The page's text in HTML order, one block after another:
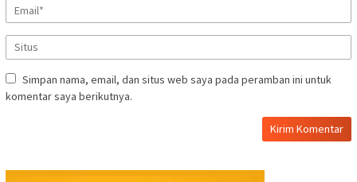
Simpan nama, email, dan situs web saya pada peramban ini untuk
komentar saya berikutnya.